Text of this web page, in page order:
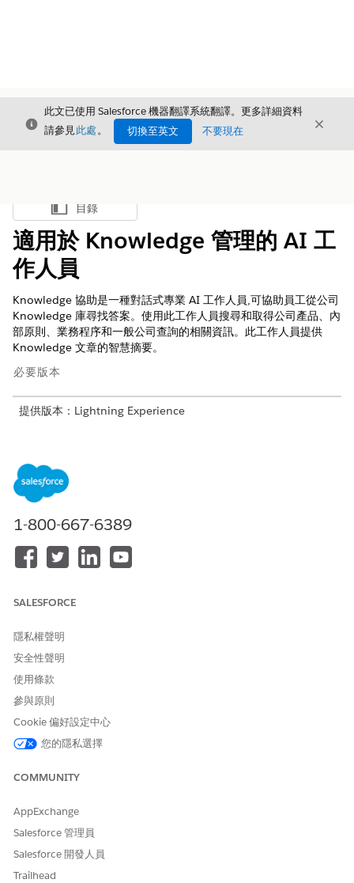
結束
此文已使用 Salesforce 機器翻譯系統翻譯。更多詳細資料
請參見此處。 切換至英文 不要現在 結束
顯示目錄
目錄
適用於 Knowledge 管理的 AI 工
作人員
Knowledge 協助是一種對話式專業 AI 工作人員,可協助員工從公司
Knowledge 庫尋找答案。使用此工作人員搜尋和取得公司產品、內
部原則、業務程序和一般公司查詢的相關資訊。此工作人員提供
Knowledge 文章的智慧摘要。
必要版本
提供版本：Lightning Experience
工作人員動作
此動作會在您與專門工作人員的交談期間自動執行。
使用 Knowledge 回答問題
範例
實例：Nathan 對於可補償商務旅行費用的費用有疑問。
Nathan:商務旅行償還原則涵蓋哪些類型的餐點?
AI 工作人員:我可以為您尋找該資訊。根據「旅行與費用償
括早餐、午餐和晚餐。排除酒精,且超過 $25 的餐點需要收
相關資訊?
AI 工作人員:歡迎您!如果您需要提交費用報告,您可以使用
「內部申請協助」工作人員存取費用追蹤系統。
1-800-667-6389
SALESFORCE
隱私權聲明
安全性聲明
使用條款
參與原則
Cookie 偏好設定中心
您的隱私選擇
COMMUNITY
AppExchange
Salesforce 管理員
Salesforce 開發人員
Trailhead